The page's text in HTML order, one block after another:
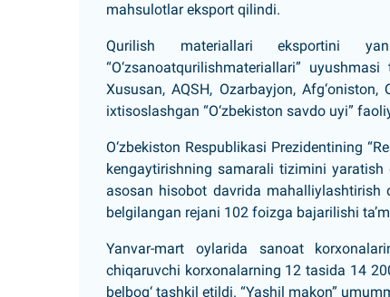
mahsulotlar eksport qilindi.
Qurilish materiallari eksportini
“O‘zsanoatqurilishmateriallari”
Xususan, AQSH, Ozarbayjon,
ixtisoslashgan “O‘zbekiston savdo uyi”
O‘zbekiston Respublikasi Prezidentining
kengaytirishning samarali tizimini yaratish
asosan hisobot davrida
belgilangan rejani 102 foizga bajarilishi
Yanvar-mart oylarida sanoat
chiqaruvchi korxonalarning 12 tasida 14
belbog‘ tashkil etildi. “Yashil makon”